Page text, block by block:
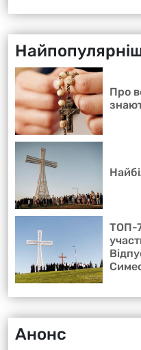
Про
ТОП-
Анонс